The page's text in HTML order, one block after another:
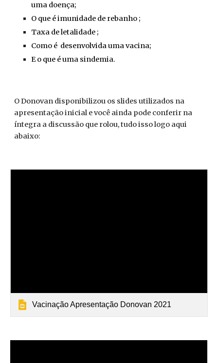
uma doença;
O que é imunidade de rebanho ;
Taxa de letalidade ;
Como é desenvolvidaumavacina;
E o que é uma sindemia.
O Donovan disponibilizou os slides utilizados na
apresentação inicial e você ainda pode conferir na
íntegra a discussão que rolou, tudo isso logo aqui
abaixo:
Vacinação Apresentação Donovan 2021